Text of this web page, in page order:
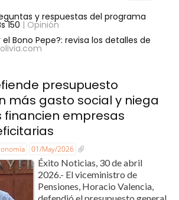
y respuestas del programa
150 | Opinión
Bono Pepe?: revisa los detalles de
presupuesto
más gasto social y niega
financien empresas
01/May/2026
Éxito Noticias, 30 de abril
2026.- El viceministro de
Pensiones, Horacio Valencia,